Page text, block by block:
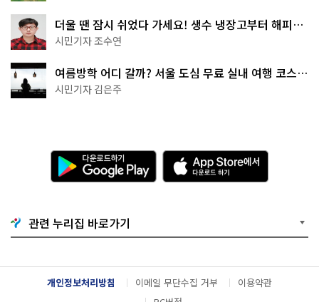
더울 땐 잠시 쉬었다 가세요! 생수 냉장고부터 해피소
·무더위쉼터까지
시민기자 조수연
여름방학 어디 갈까? 서울 도심 무료 실내 여행 코스
추천
시민기자 김은주
다
운
로
기
G
o
g
l
e
A
p
p
e
서
다
운
관련 누리집 바로가기
개인정보처리방침 이메일 무단수집 거부
이용약관